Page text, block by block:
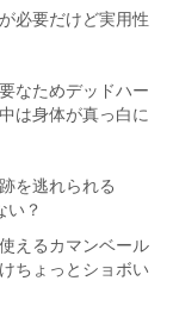
必要だけど実用性
なためデッドハー
は身体が真っ白に
を逃れられる
い？
えるカマンベール
ちょっとショボい